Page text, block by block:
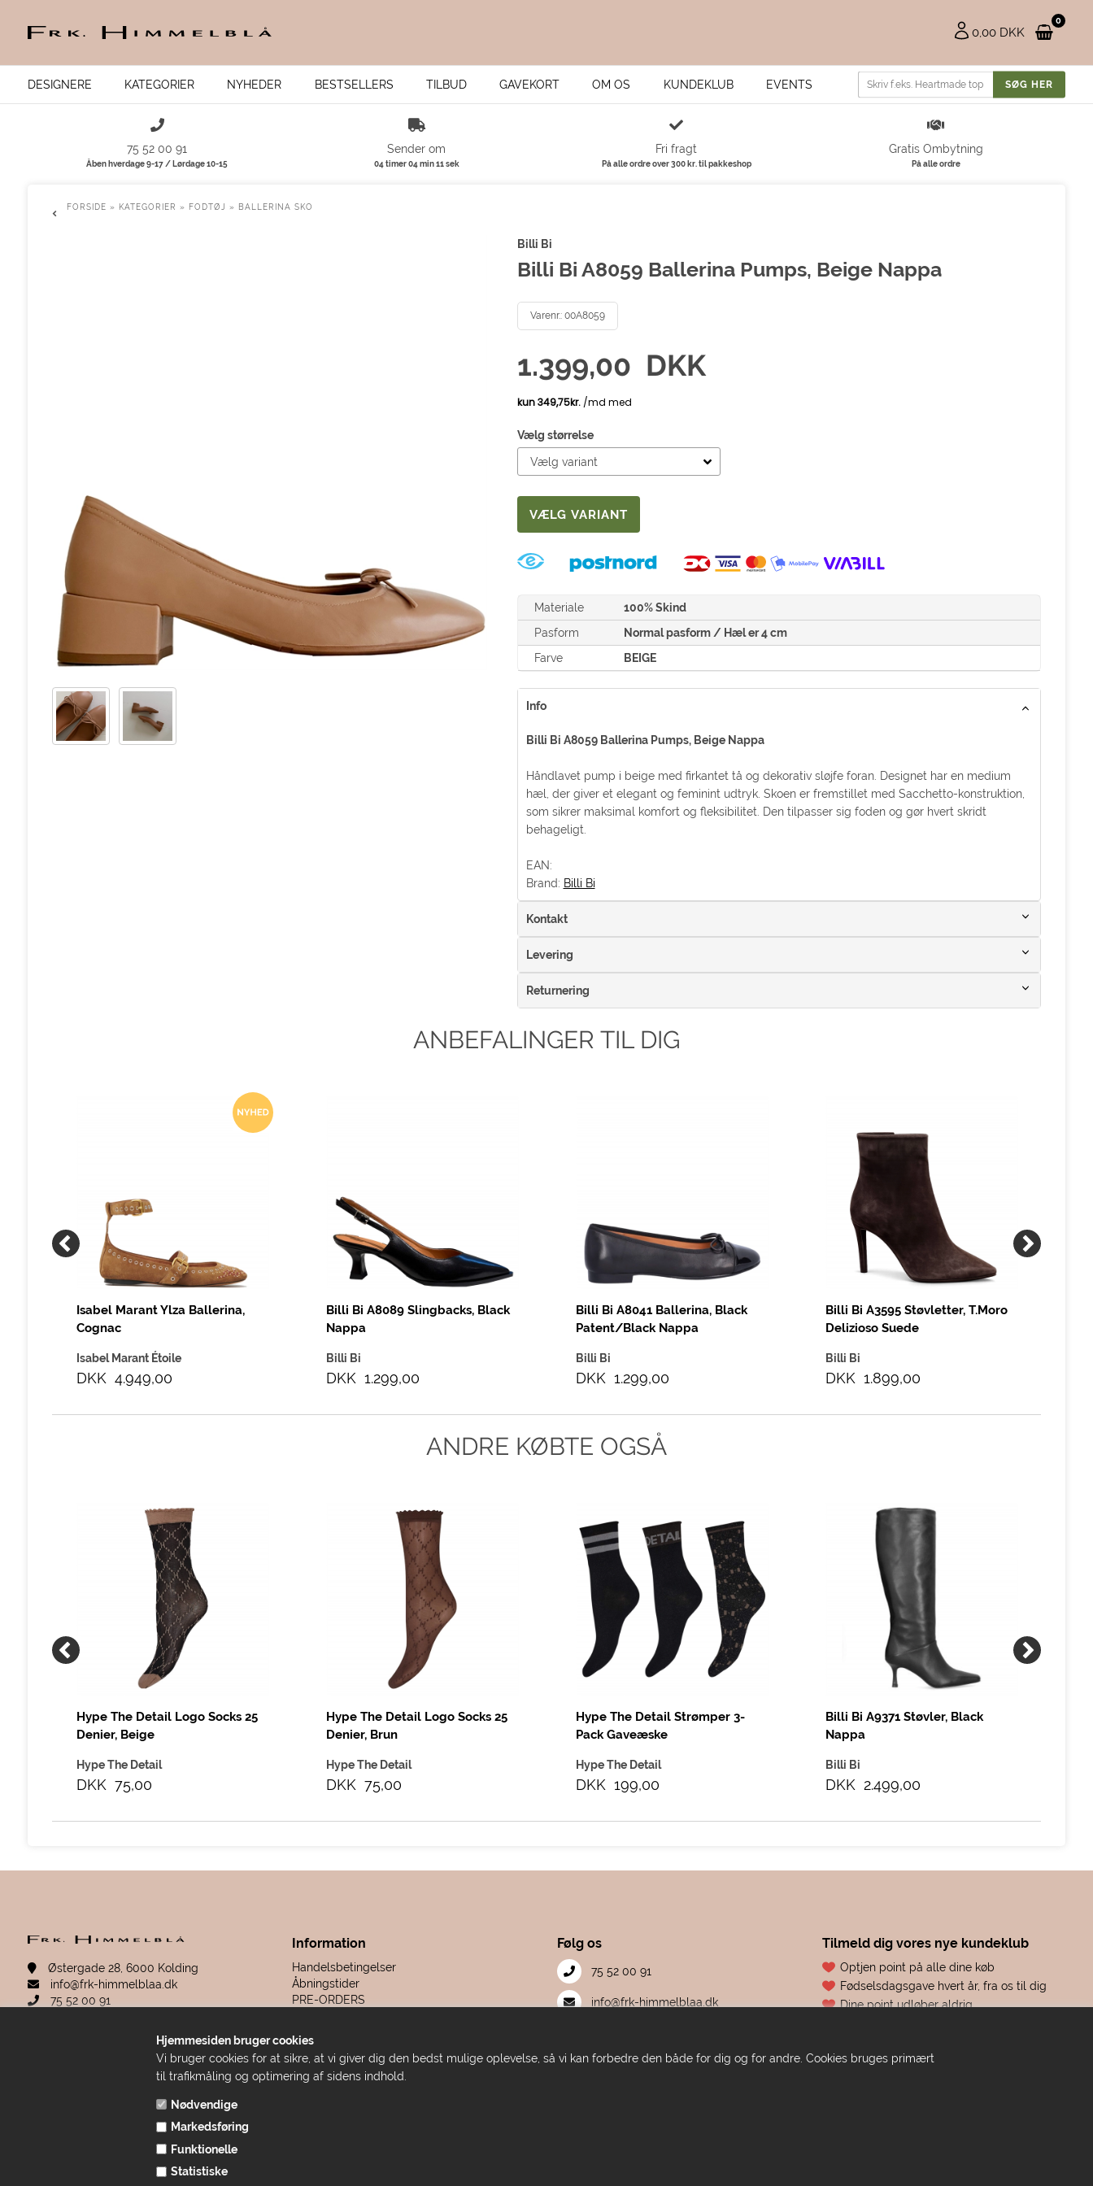
Hjemmesiden bruger cookies
Vi bruger cookies for at sikre, at vi giver dig den bedst mulige oplevelse, så vi kan forbedre den både for dig og for andre. Cookies bruges primært
til trafikmåling og optimering af sidens indhold.
Nødvendige
Markedsføring
Funktionelle
Statistiske
0
0,00 DKK
DESIGNERE KATEGORIER NYHEDER BESTSELLERS TILBUD GAVEKORT OM OS KUNDEKLUB EVENTS
75 52 00 91
Åben hverdage 9-17 / Lørdage 10-15
Sender om
04 timer 04 min 11 sek
Fri fragt
På alle ordre over 300 kr. til pakkeshop
Gratis Ombytning
På alle ordre
FORSIDE » KATEGORIER » FODTØJ » BALLERINA SKO
Billi Bi
Billi Bi A8059 Ballerina Pumps, Beige Nappa
Varenr.: 00A8059
1.399,00 DKK
Vælg størrelse
Materiale
100% Skind
Pasform
Normal pasform / Hæl er 4 cm
Farve
BEIGE
Info
Billi Bi A8059 Ballerina Pumps, Beige Nappa
Håndlavet pump i beige med firkantet tå og dekorativ sløjfe foran. Designet har en medium
hæl, der giver et elegant og feminint udtryk. Skoen er fremstillet med Sacchetto-konstruktion,
som sikrer maksimal komfort og fleksibilitet. Den tilpasser sig foden og gør hvert skridt
behageligt.
EAN:
Brand: Billi Bi
Kontakt
Levering
Returnering
ANBEFALINGER TIL DIG
Isabel Marant Ylza Ballerina,
Cognac
Isabel Marant Étoile
DKK 4.949,00
Billi Bi A8089 Slingbacks, Black
Nappa
Billi Bi
DKK 1.299,00
Billi Bi A8041 Ballerina, Black
Patent/Black Nappa
Billi Bi
DKK 1.299,00
Billi Bi A3595 Støvletter, T.Moro
Delizioso Suede
Billi Bi
DKK 1.899,00
ANDRE KØBTE OGSÅ
Hype The Detail Logo Socks 25
Denier, Beige
Hype The Detail
DKK 75,00
Hype The Detail Logo Socks 25
Denier, Brun
Hype The Detail
DKK 75,00
Hype The Detail Strømper 3-
Pack Gaveæske
Hype The Detail
DKK 199,00
Billi Bi A9371 Støvler, Black
Nappa
Billi Bi
DKK 2.499,00
Østergade 28, 6000 Kolding
info@frk-himmelblaa.dk
75 52 00 91
Information
Handelsbetingelser
Åbningstider
PRE-ORDERS
Sitemap
Fortrydelsesret
Følg os
75 52 00 91
info@frk-himmelblaa.dk
Instagram
Tilmeld dig vores nye kundeklub
Optjen point på alle dine køb
Fødselsdagsgave hvert år, fra os til dig
Dine point udløber aldrig